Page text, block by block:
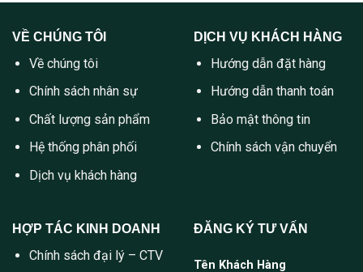
VỀ CHÚNG TÔI
Về chúng tôi
Chính sách nhân sự
Chất lượng sản phẩm
Hệ thống phân phối
Dịch vụ khách hàng
DỊCH VỤ KHÁCH HÀNG
Hướng dẫn đặt hàng
Hướng dẫn thanh toán
Bảo mật thông tin
Chính sách vận chuyển
HỢP TÁC KINH DOANH
Chính sách đại lý – CTV
ĐĂNG KÝ TƯ VẤN
Tên Khách Hàng